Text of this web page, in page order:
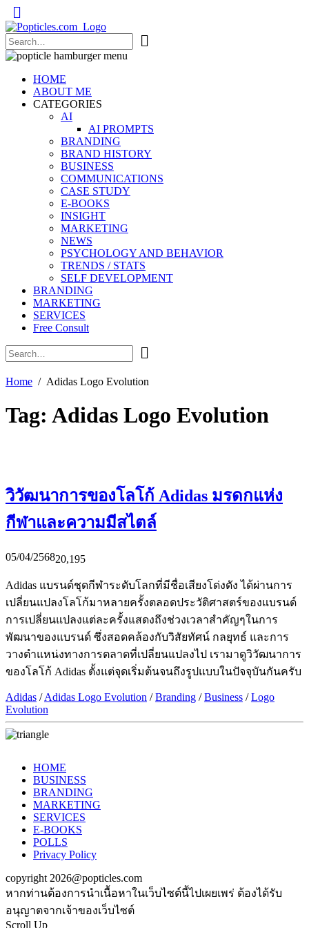
Popticles.com
HOME
ABOUT ME
CATEGORIES
AI
AI PROMPTS
BRANDING
BRAND HISTORY
BUSINESS
COMMUNICATIONS
CASE STUDY
E-BOOKS
INSIGHT
MARKETING
NEWS
PSYCHOLOGY AND BEHAVIOR
TRENDS / STATS
SELF DEVELOPMENT
BRANDING
MARKETING
SERVICES
Free Consult
Home Adidas Logo Evolution
Tag: Adidas Logo Evolution
วิวัฒนาการของโลโก้ Adidas มรดกแห่ง
กีฬาและความมีสไตล์
05/04/256820,195
Adidas แบรนด์ชุดกีฬาระดับโลกที่มีชื่อเสียงโด่งดัง ได้ผ่านการ
เปลี่ยนแปลงโลโก้มาหลายครั้งตลอดประวัติศาสตร์ของแบรนด์
การเปลี่ยนแปลงแต่ละครั้งแสดงถึงช่วงเวลาสำคัญๆในการ
พัฒนาของแบรนด์ ซึ่งสอดคล้องกับวิสัยทัศน์ กลยุทธ์ และการ
วางตำแหน่งทางการตลาดที่เปลี่ยนแปลงไป เรามาดูวิวัฒนาการ
ของโลโก้ Adidas ตั้งแต่จุดเริ่มต้นจนถึงรูปแบบในปัจจุบันกันครับ
Adidas /Adidas Logo Evolution /Branding /Business /Logo
Evolution
HOME
BUSINESS
BRANDING
MARKETING
SERVICES
E-BOOKS
POLLS
Privacy Policy
copyright 2026@popticles.com
หากท่านต้องการนำเนื้อหาในเว็บไซต์นี้ไปเผยเพร่ ต้องได้รับ
อนุญาตจากเจ้าของเว็บไซต์
Scroll Up